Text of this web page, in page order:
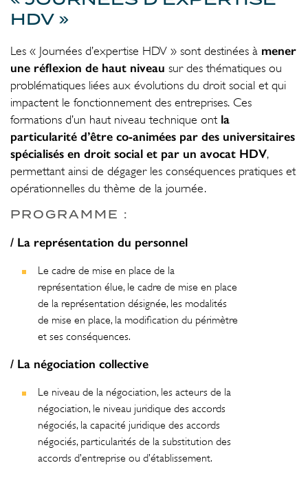
HDV »
Les « Journées d’expertise HDV » sont destinées à mener
une réflexion de haut niveau sur des thématiques ou
problématiques liées aux évolutions du droit social et qui
impactent le fonctionnement des entreprises. Ces
formations d’un haut niveau technique ont la
particularité d’être co-animées par des universitaires
spécialisés en droit social et par un avocat HDV,
permettant ainsi de dégager les conséquences pratiques et
opérationnelles du thème de la journée.
PROGRAMME :
/ La représentation du personnel
Le cadre de mise en place de la
représentation élue, le cadre de mise en place
de la représentation désignée, les modalités
de mise en place, la modification du périmètre
et ses conséquences.
/ La négociation collective
Le niveau de la négociation, les acteurs de la
négociation, le niveau juridique des accords
négociés, la capacité juridique des accords
négociés, particularités de la substitution des
accords d’entreprise ou d’établissement.